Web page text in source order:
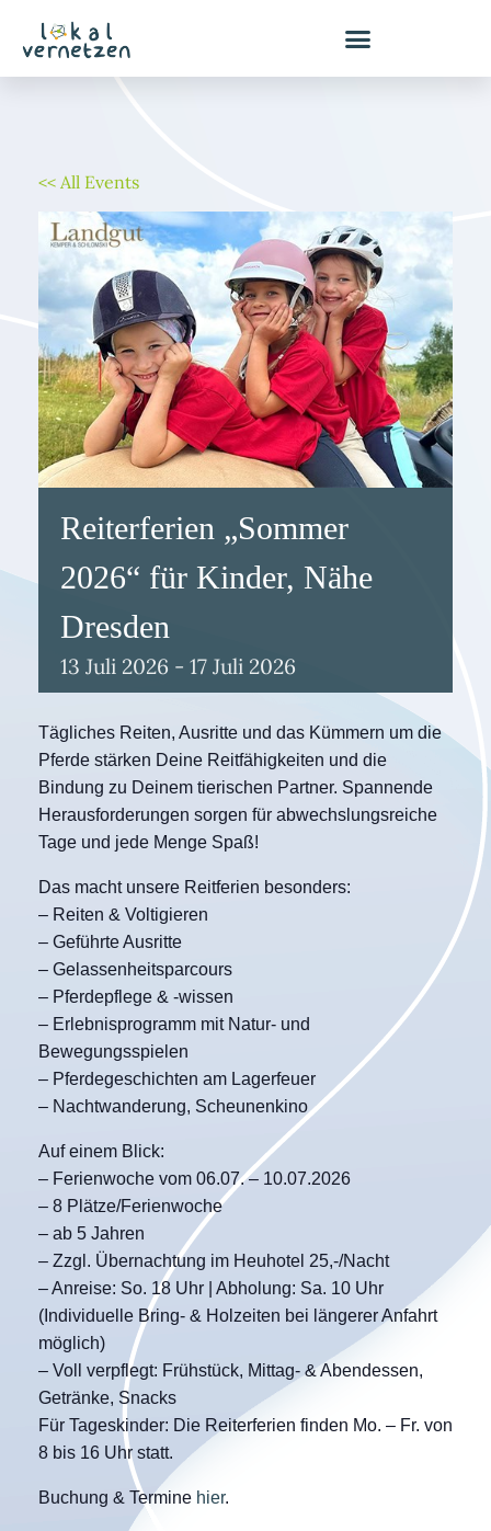
Inhalt
springen
<< All Events
Reiterferien „Sommer
2026“ für Kinder, Nähe
Dresden
13 Juli 2026 - 17 Juli 2026
Tägliches Reiten, Ausritte und das Kümmern um die
Pferde stärken Deine Reitfähigkeiten und die
Bindung zu Deinem tierischen Partner. Spannende
Herausforderungen sorgen für abwechslungsreiche
Tage und jede Menge Spaß!
Das macht unsere Reitferien besonders:
– Reiten & Voltigieren
– Geführte Ausritte
– Gelassenheitsparcours
– Pferdepflege & -wissen
– Erlebnisprogramm mit Natur- und
Bewegungsspielen
– Pferdegeschichten am Lagerfeuer
– Nachtwanderung, Scheunenkino
Auf einem Blick:
– Ferienwoche vom 06.07. – 10.07.2026
– 8 Plätze/Ferienwoche
– ab 5 Jahren
– Zzgl. Übernachtung im Heuhotel 25,-/Nacht
– Anreise: So. 18 Uhr | Abholung: Sa. 10 Uhr
(Individuelle Bring- & Holzeiten bei längerer Anfahrt
möglich)
– Voll verpflegt: Frühstück, Mittag- & Abendessen,
Getränke, Snacks
Für Tageskinder: Die Reiterferien finden Mo. – Fr. von
8 bis 16 Uhr statt.
Buchung & Termine hier.